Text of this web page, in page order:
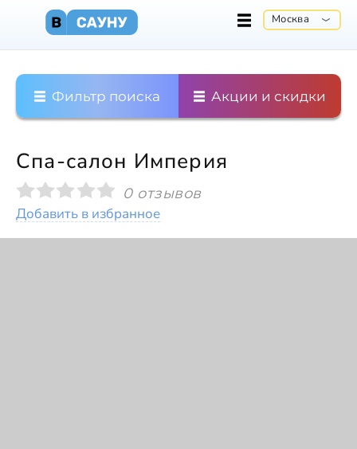
Москва
Фильтр поиска Акции и скидки
Спа-салон Империя
0 отзывов
Добавить в избранное